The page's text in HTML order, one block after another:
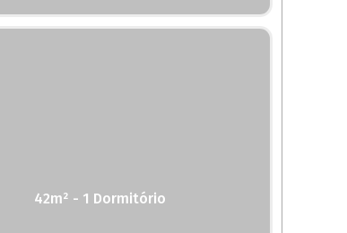
42m² - 1 Dormitório